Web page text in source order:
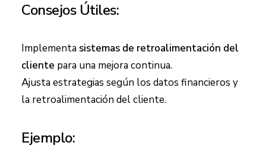
Consejos Útiles:
Implementa sistemas de retroalimentación del
cliente para una mejora continua.
Ajusta estrategias según los datos financieros y
la retroalimentación del cliente.
Ejemplo: